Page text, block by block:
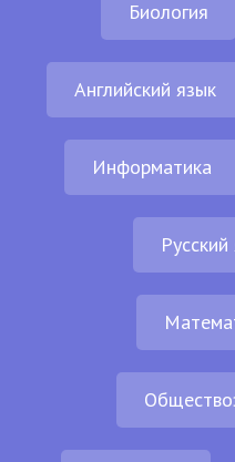
Биология
Английский язык
Информатика